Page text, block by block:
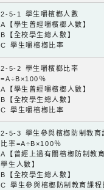
2-5-1 學生嚼檳榔人數
A【學生曾經嚼檳榔人數】
B【全校學生總人數】
C 學生嚼檳榔比率
2-5-2 學生嚼檳榔比率
=A÷B×100％
A【學生曾經嚼檳榔人數】
B【全校學生總人數】
C 學生嚼檳榔比率
2-5-3 學生參與檳榔防制教育
比率=A÷B×100％
A【曾經上過有關檳榔防制教
學生人數】
B【全校學生總人數】
C 學生參與檳榔防制教育課程